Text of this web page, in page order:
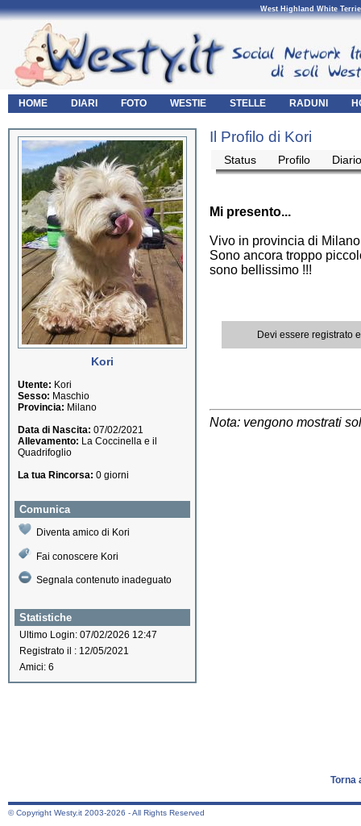
West Highland White
HOME DIARI FOTO WESTIE STELLE RADUNI
Kori
Utente: Kori
Sesso: Maschio
Provincia: Milano
Data di Nascita: 07/02/2021
Allevamento: La Coccinella e il
Quadrifoglio
La tua Rincorsa: 0 giorni
Comunica
Diventa amico di Kori
Fai conoscere Kori
Segnala contenuto inadeguato
Statistiche
Ultimo Login: 07/02/2026 12:47
Registrato il : 12/05/2021
Amici: 6
Il Profilo di Kori
Status Profilo Diario
Mi presento...
Vivo in provincia di
Sono ancora troppo
sono bellissimo !!!
Devi essere registrato
Nota: vengono mostrati
Torna
© Copyright Westy.it 2003-2026 - All Rights Reserved